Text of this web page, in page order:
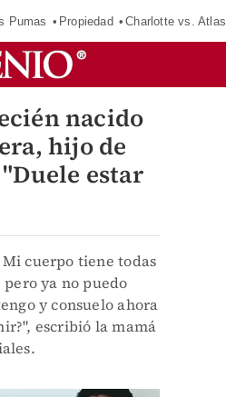
Pumas Propiedad Charlotte vs. Atlas
nacido
hijo de
estar
cuerpo tiene todas
ya no puedo
y consuelo ahora
escribió la mamá